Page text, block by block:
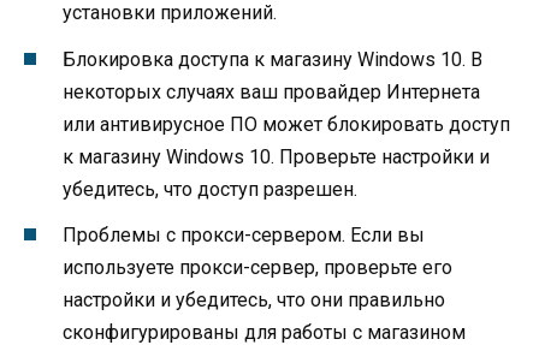
установки приложений.
Блокировка доступа к магазину Windows 10. В
некоторых случаях ваш провайдер Интернета
или антивирусное ПО может блокировать доступ
к магазину Windows 10. Проверьте настройки и
убедитесь, что доступ разрешен.
Проблемы с прокси-сервером. Если вы
используете прокси-сервер, проверьте его
настройки и убедитесь, что они правильно
сконфигурированы для работы с магазином